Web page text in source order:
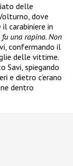
delle
dove
carabiniere in
fu una rapina. Non
confermando il
delle vittime.
Savi, spiegando
e dietro c’erano
dentro